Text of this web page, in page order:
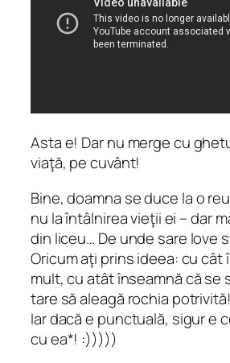
Asta e! Dar nu merge cu
viaţă, pe cuvânt!
Bine, doamna se duce la o
nu la întâlnirea vieţii ei – dar
din liceu… De unde sare love
Oricum aţi prins ideea: cu cât
mult, cu atât înseamnă că se
tare să aleagă rochia potrivită!
Iar dacă e punctuală, sigur e
cu ea*! :)))))